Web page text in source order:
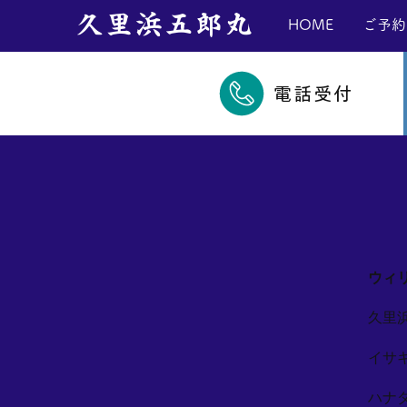
​久里浜五郎丸 HOME ご予
電話受付
ウィ
久里
イサ
ハナ